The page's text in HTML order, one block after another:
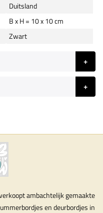
Duitsland
B x H = 10 x 10 cm
Zwart
ambachtelijk gemaakte
en deurbordjes in